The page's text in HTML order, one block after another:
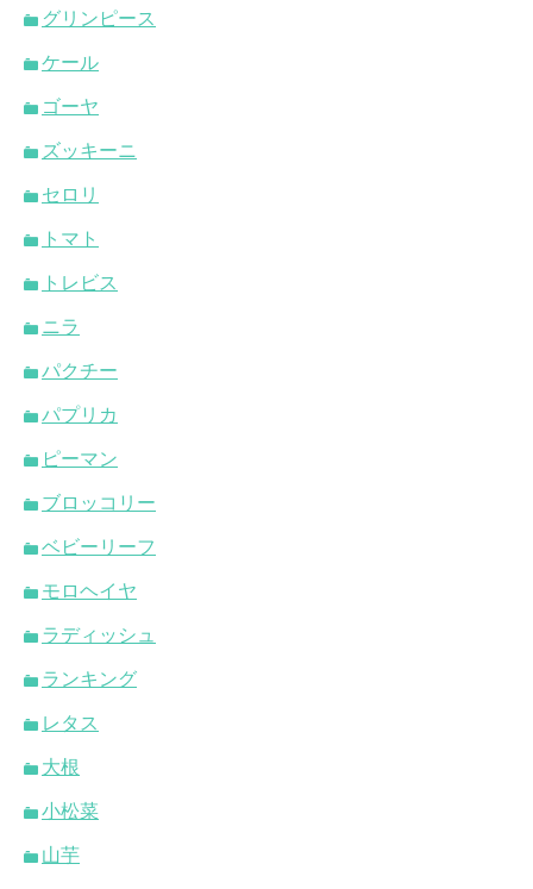
グリンピース
ケール
ゴーヤ
ズッキーニ
セロリ
トマト
トレビス
ニラ
パクチー
パプリカ
ピーマン
ブロッコリー
ベビーリーフ
モロヘイヤ
ラディッシュ
ランキング
レタス
大根
小松菜
山芋